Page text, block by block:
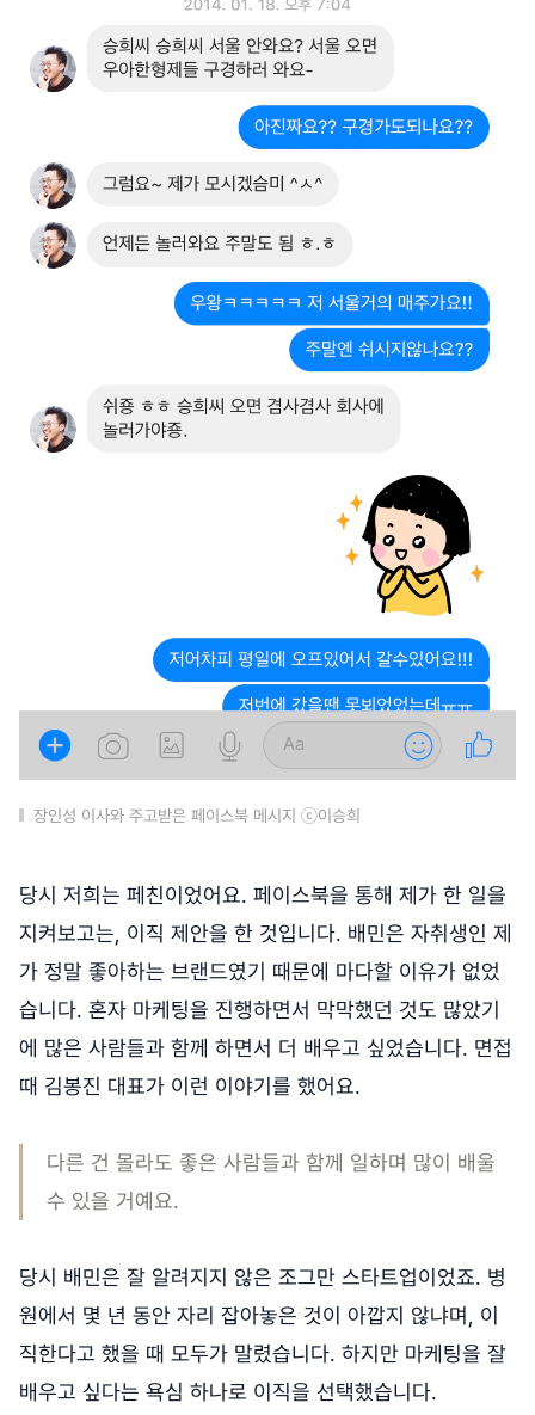
장인성 이사와 주고받은 페이스북 메시지 ⓒ이승희
당시 저희는 페친이었어요. 페이스북을 통해 제가 한 일을
지켜보고는, 이직 제안을 한 것입니다. 배민은 자취생인 제
가 정말 좋아하는 브랜드였기 때문에 마다할 이유가 없었
습니다. 혼자 마케팅을 진행하면서 막막했던 것도 많았기
에 많은 사람들과 함께 하면서 더 배우고 싶었습니다. 면접
때 김봉진 대표가 이런 이야기를 했어요.
다른 건 몰라도 좋은 사람들과 함께 일하며 많이 배울
수 있을 거예요.
당시 배민은 잘 알려지지 않은 조그만 스타트업이었죠. 병
원에서 몇 년 동안 자리 잡아놓은 것이 아깝지 않냐며, 이
직한다고 했을 때 모두가 말렸습니다. 하지만 마케팅을 잘
배우고 싶다는 욕심 하나로 이직을 선택했습니다.